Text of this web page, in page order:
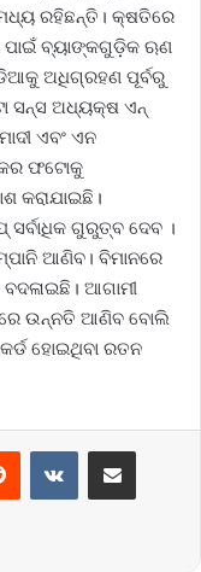
ରହିଛନ୍ତି। କ୍ଷତିରେ
ପାଇଁ ବ୍ୟାଙ୍କଗୁଡ଼ିକ ଋଣ
ଅଧିଗ୍ରହଣ ପୂର୍ବରୁ
ସନ୍ସ ଅଧ୍ୟକ୍ଷ ଏନ୍‌
ଏବଂ ଏନ
ଫଟୋକୁ
କରାଯାଇଛି।
ଗୁରୁତ୍ବ ଦେବ ।
ଆଣିବ। ବିମାନରେ
ଆଗାମୀ
ଉନ୍ନତି ଆଣିବ ବୋଲି
ହୋଇଥିବା ରତନ